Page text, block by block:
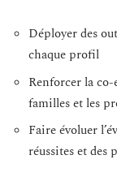
Déployer des
chaque profil
Renforcer la
familles et les
Faire évoluer
réussites et des